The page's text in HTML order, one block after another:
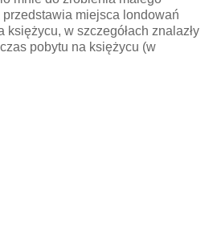
przedstawia miejsca londowań
w szczegółach znalazły
pobytu na księżycu (w